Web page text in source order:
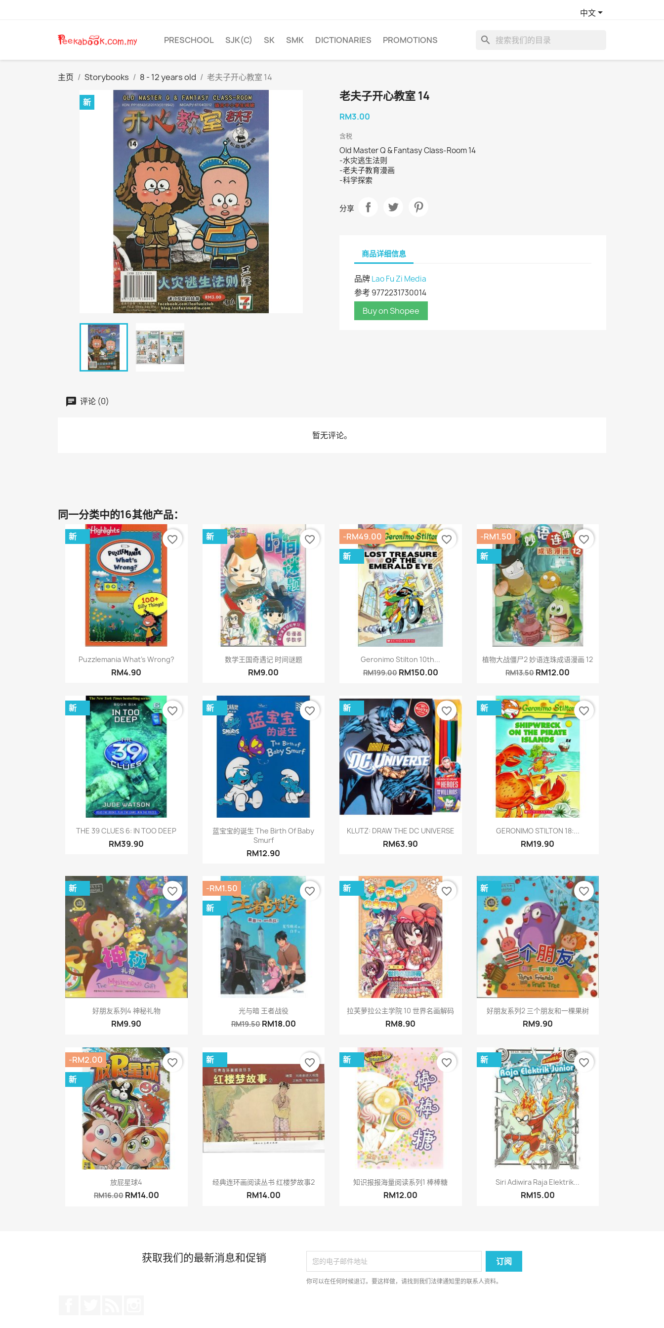
中文
PRESCHOOL SJK(C) SK SMK DICTIONARIES PROMOTIONS search
主页 Storybooks 8 - 12 years old 老夫子开心教室 14
新 老夫子开心教室 14
RM3.00
含税
Old Master Q & Fantasy Class-Room 14
-水灾逃生法则
-老夫子教育漫画
-科学探索
分享
商品详细信息
品牌Lao Fu Zi Media
参考 9772231730014
Buy on Shopee
评论 (0)
暂无评论。
同一分类中的16其他产品：
快速查看
Puzzlemania What's Wrong?
RM4.90
新 favorite_border
快速查看
数学王国奇遇记 时间谜题
RM9.00
新 favorite_border
快速查看
Geronimo Stilton 10th...
RM199.00 RM150.00
-RM49.00
新
favorite_border
快速查看
植物大战僵尸2 妙语连珠成语漫画 12
RM13.50RM12.00
-RM1.50
新
favorite_border
快速查看
THE 39 CLUES 6: IN TOO DEEP
RM39.90
新 favorite_border
快速查看
蓝宝宝的诞生 The Birth Of Baby
Smurf
RM12.90
新 favorite_border
快速查看
KLUTZ: DRAW THE DC UNIVERSE
RM63.90
新 favorite_border
快速查看
GERONIMO STILTON 18:...
RM19.90
新 favorite_border
快速查看
好朋友系列4 神秘礼物
RM9.90
新 favorite_border
快速查看
光与暗 王者战役
RM19.50 RM18.00
-RM1.50
新
favorite_border
快速查看
拉芙萝拉公主学院 10 世界名画解码
RM8.90
新 favorite_border
快速查看
好朋友系列2 三个朋友和一棵果树
RM9.90
新 favorite_border
快速查看
放屁星球4
RM16.00 RM14.00
-RM2.00
新
favorite_border
快速查看
经典连环画阅读丛书 红楼梦故事2
RM14.00
新 favorite_border
快速查看
知识报报海量阅读系列1 棒棒糖
RM12.00
新 favorite_border
快速查看
Siri Adiwira Raja Elektrik...
RM15.00
新 favorite_border
获取我们的最新消息和促销
你可以在任何时候退订。要这样做，请找到我们法律通知里的联系人资料。